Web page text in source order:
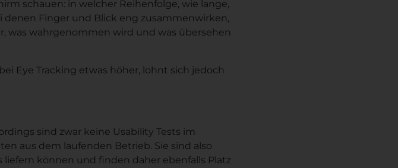
schauen: in welcher Reihenfolge, wie lange,
denen Finger und Blick eng zusammenwirken,
was wahrgenommen wird und was übersehen
Eye Tracking etwas höher, lohnt sich jedoch
sind zwar keine Usability Tests im
aus dem laufenden Betrieb. Sie sind also
können und finden daher ebenfalls Platz